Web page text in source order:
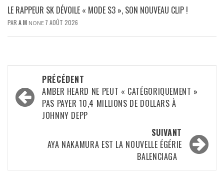
LE RAPPEUR SK DÉVOILE « MODE S3 », SON NOUVEAU CLIP !
PAR A M NONE 7 AOÛT 2026
Navigation
d’article
PRÉCÉDENT
AMBER HEARD NE PEUT « CATÉGORIQUEMENT »
PAS PAYER 10,4 MILLIONS DE DOLLARS À
JOHNNY DEPP
SUIVANT
AYA NAKAMURA EST LA NOUVELLE ÉGÉRIE
BALENCIAGA